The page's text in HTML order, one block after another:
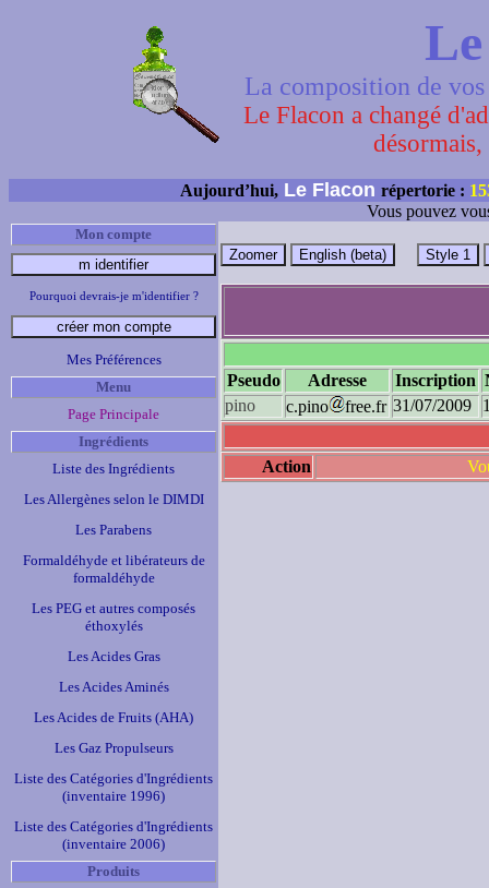
La composition de
Le Flacon a changé
Aujourd’hui, Le Flacon répertorie :
Vous pouvez
Mon compte
Pourquoi devrais-je m'identifier ?
Mes Préférences
Menu
Page Principale
Ingrédients
Liste des Ingrédients
Les Allergènes selon le DIMDI
Les Parabens
Formaldéhyde et libérateurs de
formaldéhyde
Les PEG et autres composés
éthoxylés
Les Acides Gras
Les Acides Aminés
Les Acides de Fruits (AHA)
Les Gaz Propulseurs
Liste des Catégories d'Ingrédients
(inventaire 1996)
Liste des Catégories d'Ingrédients
(inventaire 2006)
Produits
Pseudo Adresse Inscription
pino
c.pino free.fr 31/07/2009
Action